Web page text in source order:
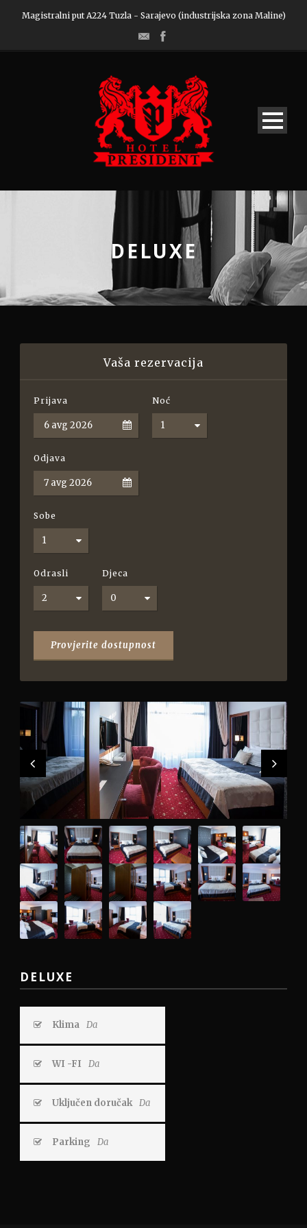
Magistralni put A224 Tuzla - Sarajevo (industrijska zona Maline)
DELUXE
Vaša rezervacija
Prijava Noć
Odjava
Sobe
Odrasli Djeca
DELUXE
Klima Da
WI -FI Da
Uključen doručak Da
Parking Da